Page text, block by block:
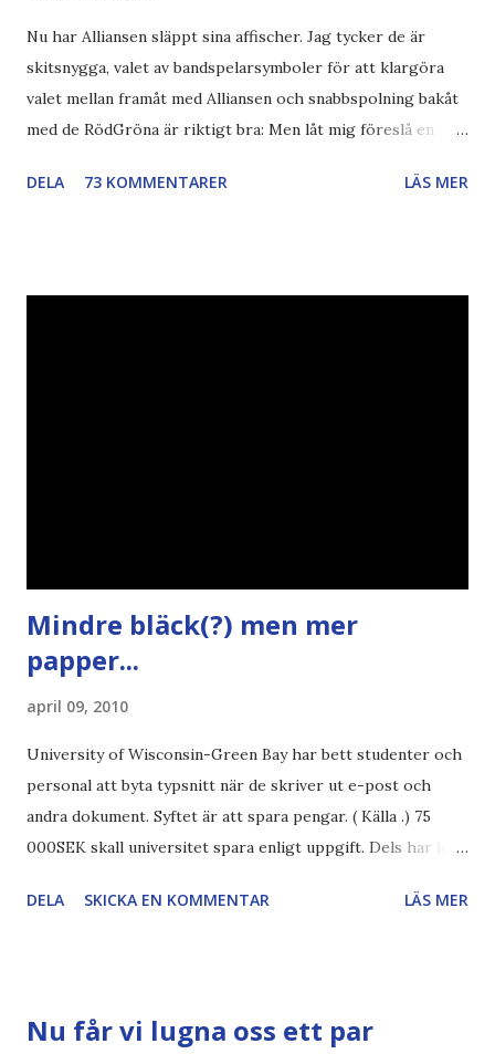
Nu har Alliansen släppt sina affischer. Jag tycker de är
skitsnygga, valet av bandspelarsymboler för att klargöra
valet mellan framåt med Alliansen och snabbspolning bakåt
med de RödGröna är riktigt bra: Men låt mig föreslå en
Piratpartiet FRA-lagen Kultur Upphovsrätten //Zac,
DELA 73 KOMMENTARER LÄS MER
Mindre bläck(?) men mer
papper...
april 09, 2010
University of Wisconsin-Green Bay har bett studenter och
personal att byta typsnitt när de skriver ut e-post och
andra dokument. Syftet är att spara pengar. ( Källa .) 75
000SEK skall universitet spara enligt uppgift. Dels har iofs
"bläck". Dels så undrar jag om de 30% besparingar -
min bloggläsarundersökning Läs även andra bloggares
DELA SKICKA EN KOMMENTAR LÄS MER
Nu får vi lugna oss ett par